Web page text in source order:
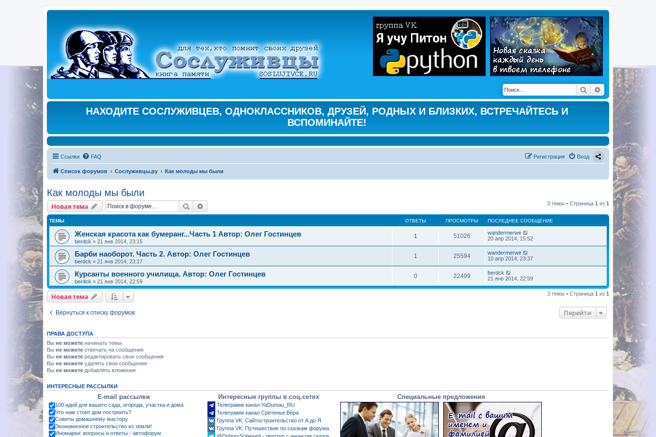
Поиск Расширенный
НАХОДИТЕ СОСЛУЖИВЦЕВ, ОДНОКЛАССНИКОВ, ДРУЗЕЙ, РОДНЫХ И БЛИЗКИХ, ВСТРЕЧАЙТЕСЬ И
ВСПОМИНАЙТЕ!
Ссылки FAQ Вход
Регистрация
Список форумов Сослуживцы.ру Как молоды мы были
Как молоды мы были
Новая тема Поиск 3 темы • Страница 1 из 1
ТЕМЫ ОТВЕТЫ ПРОСМОТРЫ ПОСЛЕДНЕЕ СООБЩЕНИЕ
Женская красота как бумеранг...Часть 1 Автор: Олег Гостинцев
berdck » 21 янв 2014, 23:15
1 51026
wandermerwe
20 апр 2014, 15:52
Барби наоборот. Часть 2. Автор: Олег Гостинцев
berdck » 21 янв 2014, 23:17
1 25594
wandermerwe
10 апр 2014, 23:37
Курсанты военного училища. Автор: Олег Гостинцев
berdck » 21 янв 2014, 22:59
0 22499
berdck
21 янв 2014, 22:59
Новая тема 3 темы • Страница 1 из 1
Вернуться к списку форумов Перейти
ПРАВА ДОСТУПА
Вы не можете начинать темы
Вы не можете отвечать на сообщения
Вы не можете редактировать свои сообщения
Вы не можете удалять свои сообщения
Вы не можете добавлять вложения
ИНТЕРЕСНЫЕ РАССЫЛКИ
E-mail рассылки
100 идей для вашего сада, огорода, участка и дома
Что нам стоит дом построить?
Советы домашнему мастеру
Экономичное строительство из земли!
Иномарки: вопросы и ответы - автофорум
Интересные группы в соц.сетях
Телеграмм канал YaDumau_RU
Телеграмм канал Сретенье.Вера
Группа VK: Сайтостроительство от А до Я
Группа VK: Путешествие по сказкам форума
Специальные предложения